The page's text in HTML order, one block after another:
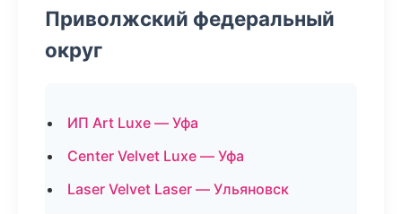
Приволжский федеральный
округ
ИП Art Luxe — Уфа
Center Velvet Luxe — Уфа
Laser Velvet Laser — Ульяновск